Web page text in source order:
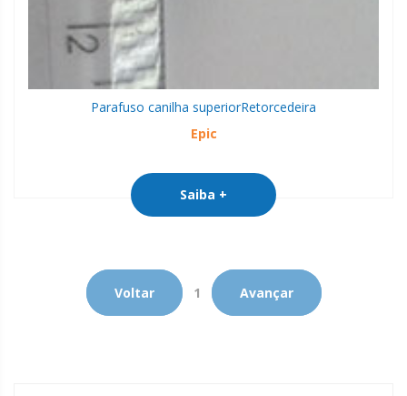
Parafuso canilha superiorRetorcedeira
Epic
Saiba +
Voltar 1 Avançar